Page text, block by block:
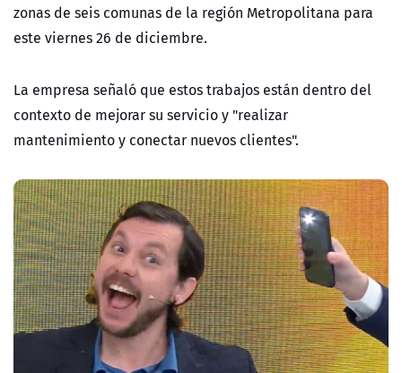
zonas de seis comunas de la región Metropolitana para
este viernes 26 de diciembre.
La empresa señaló que estos trabajos están dentro del
contexto de mejorar su servicio y "realizar
mantenimiento y conectar nuevos clientes".